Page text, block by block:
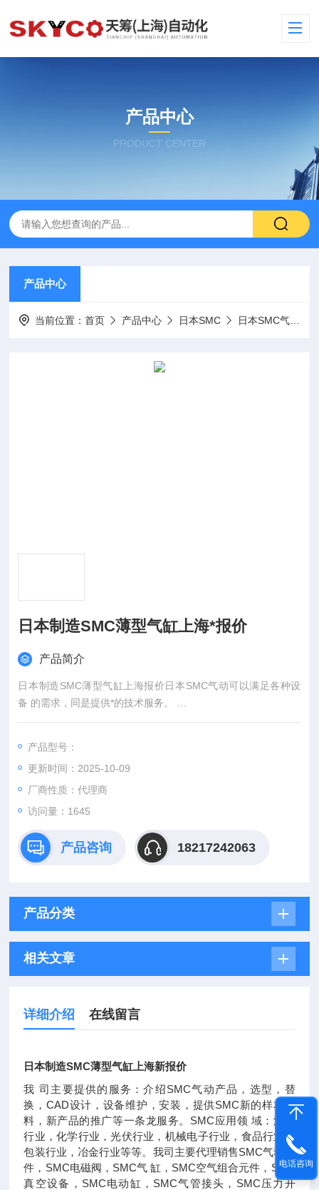
产品中心
PRODUCT CENTER
产品中心
当前位置：首页 产品中心 日本SMC 日本SMC气缸
日本制造SMC薄型气缸上海*报价
产品简介
日本制造SMC薄型气缸上海报价日本SMC气动可以满足各种设
备 的需求，同是提供*的技术服务。
我公司可以满足各种设备 的需求，同是提供*的技术服务。
产品型号：
更新时间：2025-10-09
厂商性质：代理商
访问量：1645
产品咨询 18217242063
产品分类
相关文章
详细介绍 在线留言
日本制造SMC薄型气缸上海新报价
我 司主要提供的服务：介绍SMC气动产品，选型，替
换，CAD设计，设备维护，安装，提供SMC新的样本资
料，新产品的推广等一条龙服务。SMC应用领 域：汽车
行业，化学行业，光伏行业，机械电子行业，食品行业，
包装行业，冶金行业等等。我司主要代理销售SMC气动元
件，SMC电磁阀，SMC气 缸，SMC空气组合元件，SMC
真空设备，SMC电动缸，SMC气管接头，SMC压力开
电话咨询